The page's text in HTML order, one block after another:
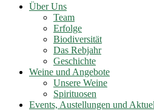
Über Uns
Team
Erfolge
Biodiversität
Das Rebjahr
Geschichte
Weine und Angebote
Unsere Weine
Spirituosen
Events, Austellungen und